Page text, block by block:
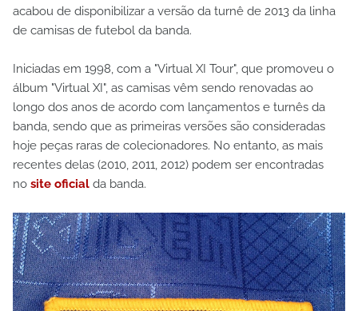
acabou de disponibilizar a versão da turnê de 2013 da linha
de camisas de futebol da banda.
Iniciadas em 1998, com a "Virtual XI Tour", que promoveu o
álbum "Virtual XI", as camisas vêm sendo renovadas ao
longo dos anos de acordo com lançamentos e turnês da
banda, sendo que as primeiras versões são consideradas
hoje peças raras de colecionadores. No entanto, as mais
recentes delas (2010, 2011, 2012) podem ser encontradas
no site oficial da banda.